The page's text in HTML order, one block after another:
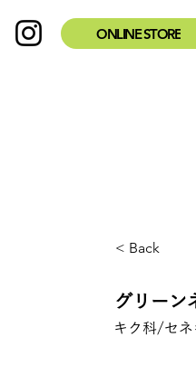
ONLINE STORE
< Back
グリーン
キク科/セネ